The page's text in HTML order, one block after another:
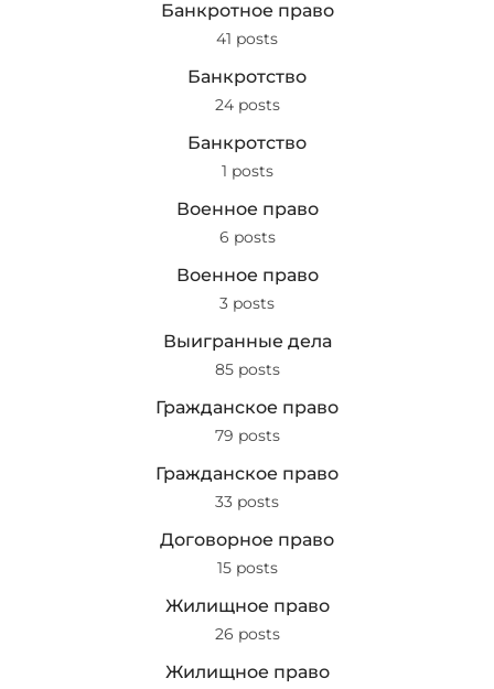
Банкротное право
41 posts
Банкротство
24 posts
Банкротство
1 posts
Военное право
6 posts
Военное право
3 posts
Выигранные дела
85 posts
Гражданское право
79 posts
Гражданское право
33 posts
Договорное право
15 posts
Жилищное право
26 posts
Жилищное право